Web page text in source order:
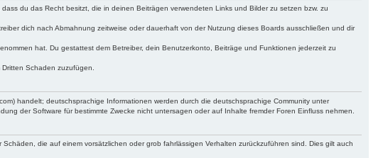
du das Recht besitzt, die in deinen Beiträgen verwendeten Links und Bilder zu setzen bzw. zu
dich nach Abmahnung zeitweise oder dauerhaft von der Nutzung dieses Boards ausschließen und dir
hat. Du gestattest dem Betreiber, dein Benutzerkonto, Beiträge und Funktionen jederzeit zu
Schaden zuzufügen.
handelt; deutschsprachige Informationen werden durch die deutschsprachige Community unter
der Software für bestimmte Zwecke nicht untersagen oder auf Inhalte fremder Foren Einfluss nehmen.
die auf einem vorsätzlichen oder grob fahrlässigen Verhalten zurückzuführen sind. Dies gilt auch